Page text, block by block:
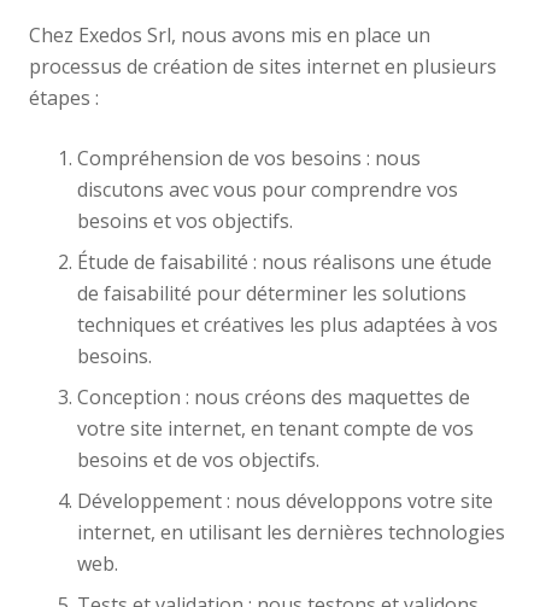
Chez Exedos Srl, nous avons mis en place un
processus de création de sites internet en plusieurs
étapes :
Compréhension de vos besoins : nous
discutons avec vous pour comprendre vos
besoins et vos objectifs.
Étude de faisabilité : nous réalisons une étude
de faisabilité pour déterminer les solutions
techniques et créatives les plus adaptées à vos
besoins.
Conception : nous créons des maquettes de
votre site internet, en tenant compte de vos
besoins et de vos objectifs.
Développement : nous développons votre site
internet, en utilisant les dernières technologies
web.